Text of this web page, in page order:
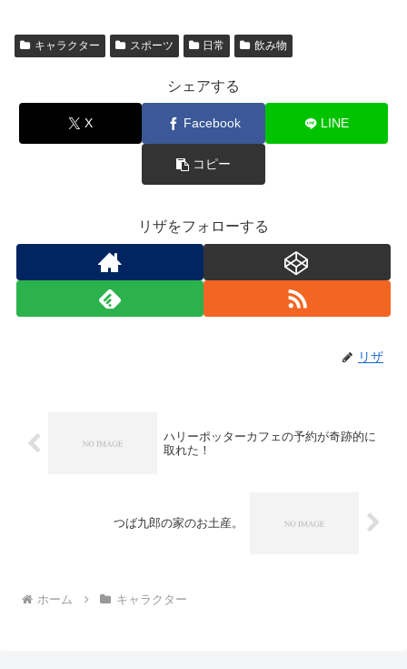
キャラクター スポーツ 日常 飲み物
シェアする
X Facebook LINE
コピー
リザをフォローする
リザ
ハリーポッターカフェの予約が奇跡的に
取れた！
つば九郎の家のお土産。
ホーム キャラクター